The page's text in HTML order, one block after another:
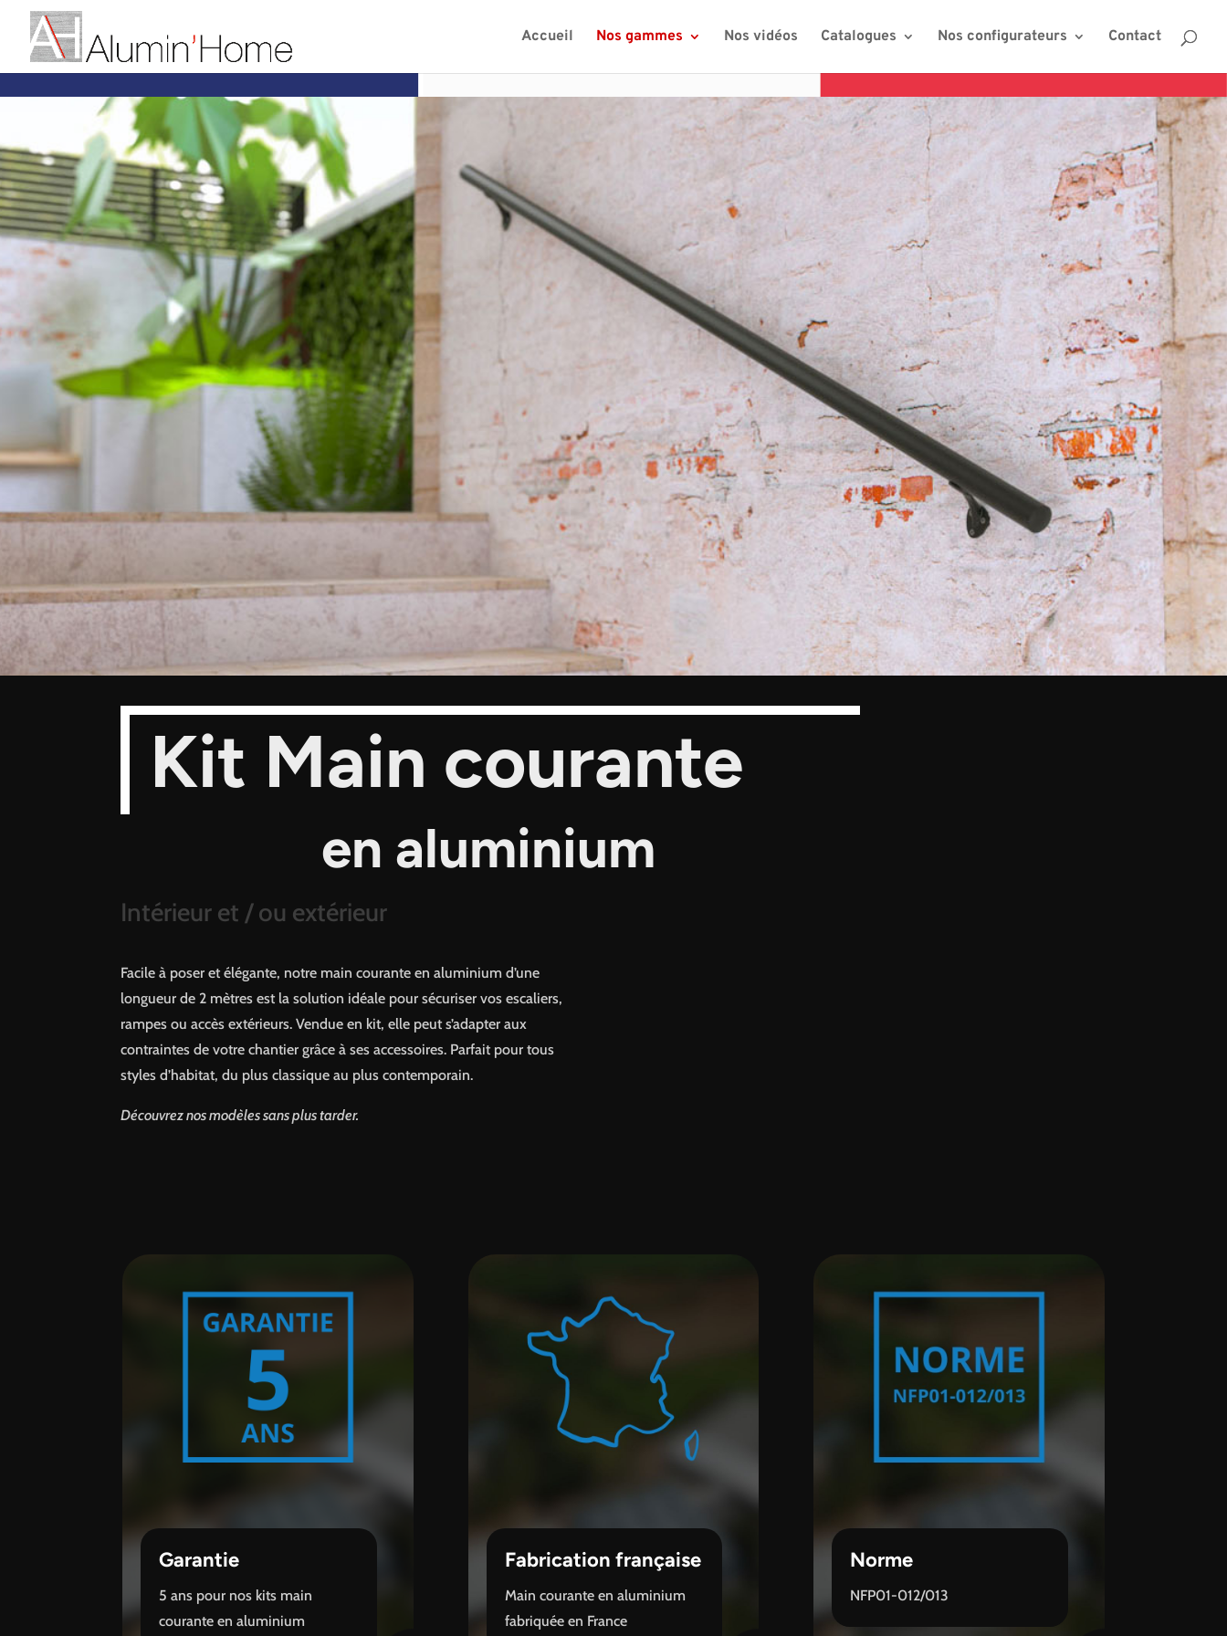
Accueil Nos gammes Nos vidéos Catalogues Nos configurateurs Contact
Kit Main courante
en aluminium
Intérieur et / ou extérieur
Facile à poser et élégante, notre main courante en aluminium d’une
longueur de 2 mètres est la solution idéale pour sécuriser vos escaliers,
rampes ou accès extérieurs. Vendue en kit, elle peut s’adapter aux
contraintes de votre chantier grâce à ses accessoires. Parfait pour tous
styles d’habitat, du plus classique au plus contemporain.
Découvrez nos modèles sans plus tarder.
Garantie
5 ans pour nos kits main
courante en aluminium
Fabrication française
Main courante en aluminium
fabriquée en France
Norme
NFP01-012/013